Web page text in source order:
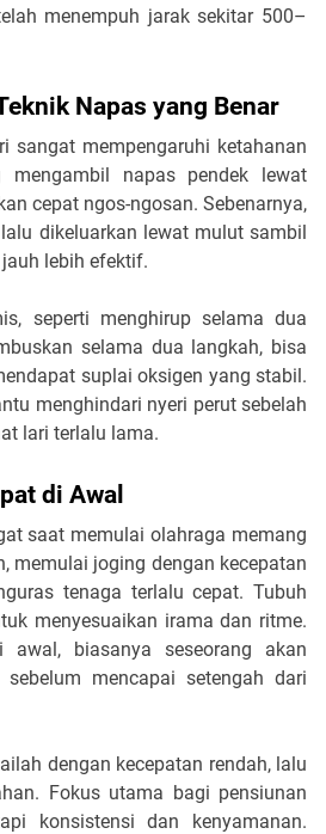
menempuh jarak sekitar 500–
Napas yang Benar
sangat mempengaruhi ketahanan
mengambil napas pendek lewat
cepat ngos-ngosan. Sebenarnya,
dikeluarkan lewat mulut sambil
lebih efektif.
seperti menghirup selama dua
selama dua langkah, bisa
suplai oksigen yang stabil.
menghindari nyeri perut sebelah
lari terlalu lama.
di Awal
saat memulai olahraga memang
memulai joging dengan kecepatan
tenaga terlalu cepat. Tubuh
menyesuaikan irama dan ritme.
biasanya seseorang akan
mencapai setengah dari
dengan kecepatan rendah, lalu
Fokus utama bagi pensiunan
konsistensi dan kenyamanan.